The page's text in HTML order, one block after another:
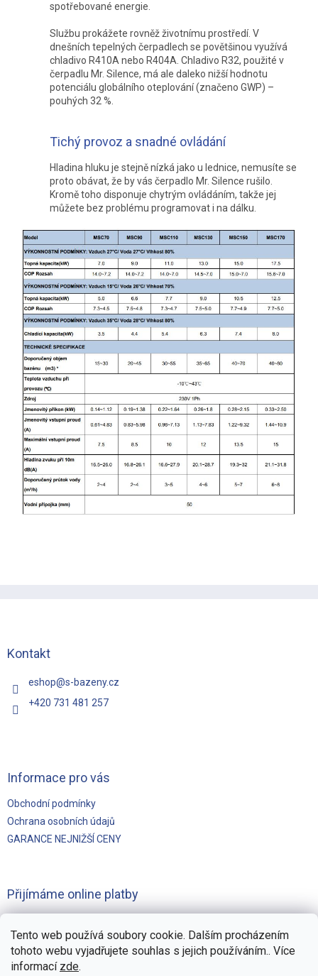
Tento web používá soubory cookie. Dalším procházením
tohoto webu vyjadřujete souhlas s jejich používáním.. Více
informací zde.
spotřebované energie.
Službu prokážete rovněž životnímu prostředí. V
dnešních tepelných čerpadlech se povětšinou využívá
chladivo R410A nebo R404A. Chladivo R32, použité v
čerpadlu Mr. Silence, má ale daleko nižší hodnotu
potenciálu globálního oteplování (značeno GWP) –
pouhých 32 %.
Tichý provoz a snadné ovládání
Hladina hluku je stejně nízká jako u lednice, nemusíte se
proto obávat, že by vás čerpadlo Mr. Silence rušilo.
Kromě toho disponuje chytrým ovládáním, takže jej
můžete bez problému programovat i na dálku.
Kontakt
eshop@s-bazeny.cz
+420 731 481 257
Informace pro vás
Obchodní podmínky
Ochrana osobních údajů
GARANCE NEJNIŽŠÍ CENY
Přijímáme online platby